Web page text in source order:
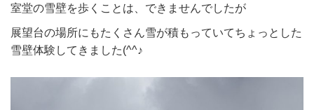
室堂の雪壁を歩くことは、できませんでしたが
展望台の場所にもたくさん雪が積もっていてちょっとした
雪壁体験してきました(^^♪